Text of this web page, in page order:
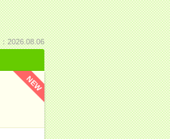
2026.08.06
NEW